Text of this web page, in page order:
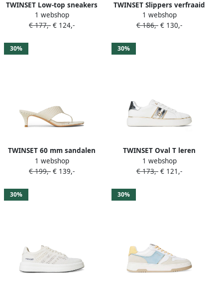
TWINSET Low-top sneakers
met studs Wit
1 webshop
€ 177,- € 124,-
TWINSET Slippers verfraaid
met studs Wit
1 webshop
€ 186,- € 130,-
30%
TWINSET 60 mm sandalen
met bandje Wit
1 webshop
€ 199,- € 139,-
30%
TWINSET Oval T leren
sneakers Wit
1 webshop
€ 173,- € 121,-
30% 30%